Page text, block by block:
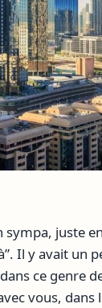
juste
Il y avait
ce genre
vous,